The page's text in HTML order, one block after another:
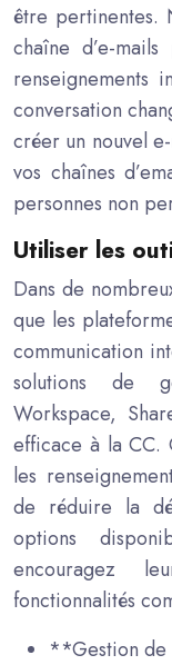
être pertinentes.
chaîne d’e-
renseignements
conversation
créer un nouvel
vos chaînes
personnes non
Utiliser les
Dans de
que les
communication
solutions de
Workspace,
efficace à la CC.
les
de réduire la
options
encouragez
fonctionnalités
**Gestion de